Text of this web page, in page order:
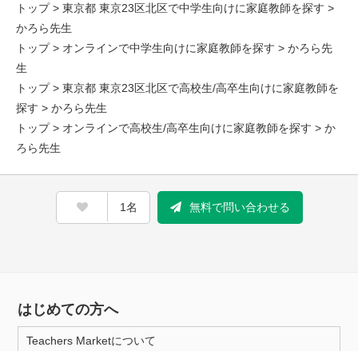
トップ> 東京都 東京23区北区で中学生向けに家庭教師を探す >
かろら先生
トップ> オンラインで中学生向けに家庭教師を探す > かろら先
生
トップ> 東京都 東京23区北区で高校生/高卒生向けに家庭教師を
探す > かろら先生
トップ> オンラインで高校生/高卒生向けに家庭教師を探す > か
ろら先生
1名 無料で問い合わせる
はじめての方へ
Teachers Marketについて